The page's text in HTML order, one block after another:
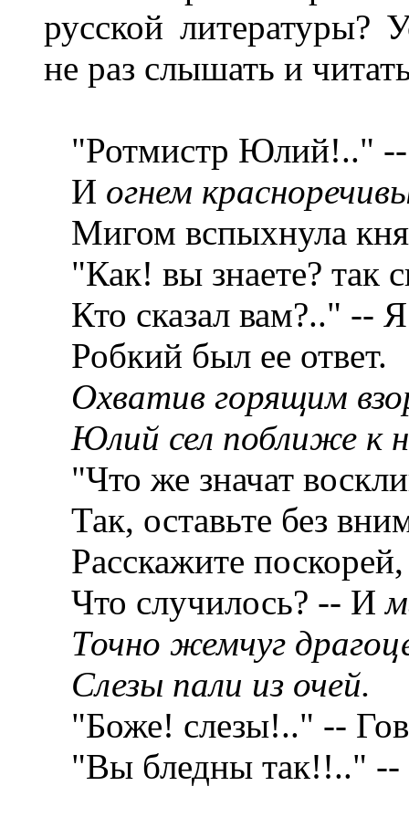
русской литературы?
не раз слышать и
"Ротмистр Юлий!.."
И огнем
Мигом вспыхнула
"Как! вы знаете? так
Кто сказал вам?.." --
Робкий был ее ответ.
Охватив горящим
Юлий сел поближе к
"Что же значат
Так, оставьте без
Расскажите поскорей,
Что случилось? -- И
Точно жемчуг
Слезы пали из очей.
"Боже! слезы!.." --
"Вы бледны так!!.." --